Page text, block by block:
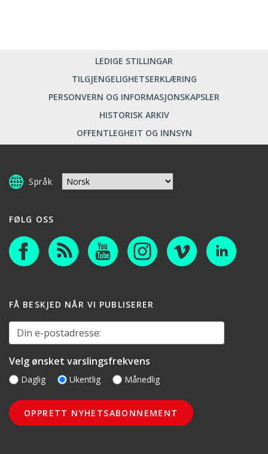
LEDIGE STILLINGAR
TILGJENGELIGHETSERKLÆRING
PERSONVERN OG INFORMASJONSKAPSLER
HISTORISK ARKIV
OFFENTLEGHEIT OG INNSYN
Språk
FØLG OSS
FÅ BESKJED NÅR VI PUBLISERER
Din e-postadresse:
Velg ønsket varslingsfrekvens
Daglig Ukentlig Månedlig